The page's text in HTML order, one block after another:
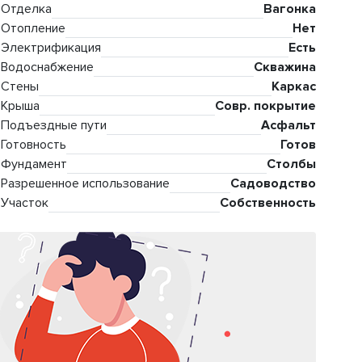
Отделка
Вагонка
Отопление
Нет
Электрификация
Есть
Водоснабжение
Скважина
Стены
Каркас
Крыша
Совр. покрытие
Подъездные пути
Асфальт
Готовность
Готов
Фундамент
Столбы
Разрешенное использование
Садоводство
Участок
Собственность